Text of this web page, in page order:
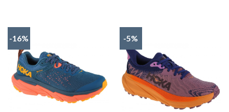
-16% -5%